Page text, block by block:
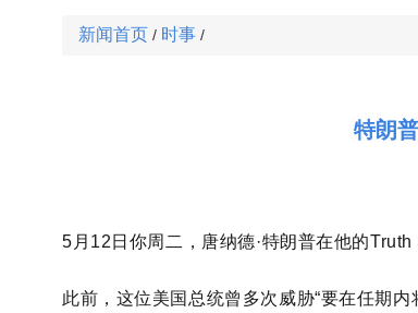
新闻首页 / 时事 /
特朗
5月12日你周二，唐纳德·特朗普在他的
此前，这位美国总统曾多次威胁“要在任期内